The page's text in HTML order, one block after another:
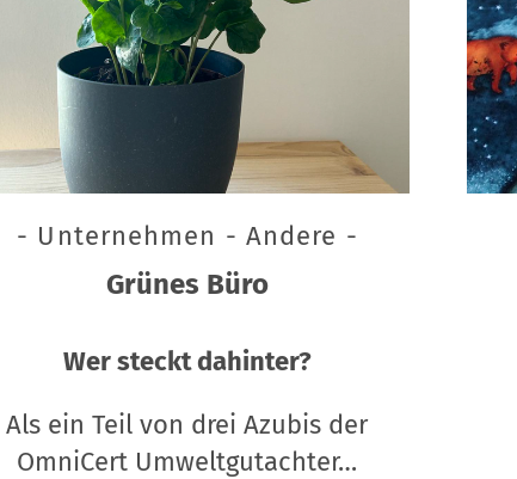
- Unternehmen - Andere -
Grünes Büro
Wer steckt dahinter?
Als ein Teil von drei Azubis der
OmniCert Umweltgutachter…